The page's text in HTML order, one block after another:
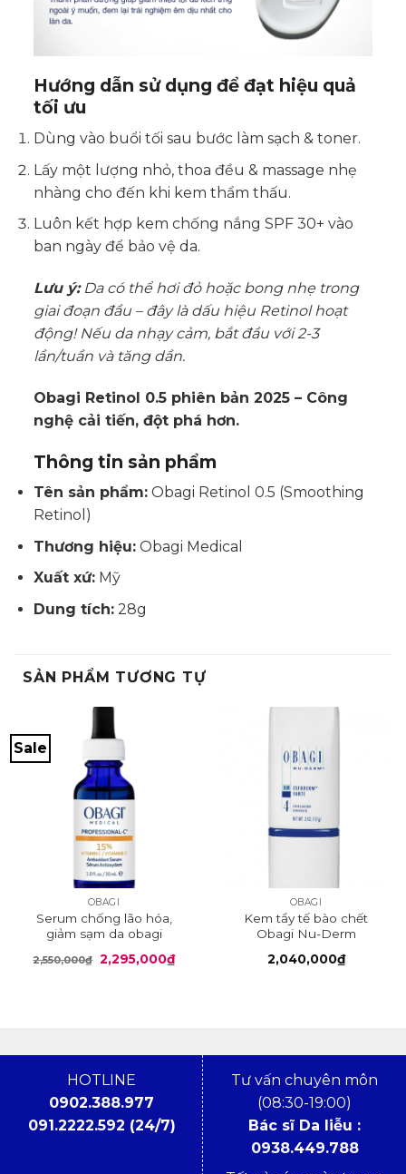
Hướng dẫn sử dụng để đạt hiệu quả
tối ưu
Dùng vào buổi tối sau bước làm sạch & toner.
Lấy một lượng nhỏ, thoa đều & massage nhẹ
nhàng cho đến khi kem thẩm thấu.
Luôn kết hợp kem chống nắng SPF 30+ vào
ban ngày để bảo vệ da.
Lưu ý:Da có thể hơi đỏ hoặc bong nhẹ trong
giai đoạn đầu – đây là dấu hiệu Retinol hoạt
động! Nếu da nhạy cảm, bắt đầu với 2-3
lần/tuần và tăng dần.
Obagi Retinol 0.5 phiên bản 2025 – Công
nghệ cải tiến, đột phá hơn.
Thông tin sản phẩm
Tên sản phẩm:Obagi Retinol 0.5 (Smoothing
Retinol)
Thương hiệu:Obagi Medical
Xuất xứ:Mỹ
Dung tích:28g
SẢN PHẨM TƯƠNG TỰ
Sale
OBAGI
Serum chống lão hóa,
giảm sạm da obagi
2,550,000₫ Giá
gốc
2,295,000₫Giá
hiện
OBAGI
Kem tẩy tế bào chết
Obagi Nu-Derm
2,040,000₫
HOTLINE
0902.388.977
091.2222.592 (24/7)
Tư vấn chuyên môn
(08:30-19:00)
Bác sĩ Da liễu :
0938.449.788